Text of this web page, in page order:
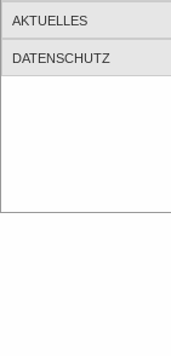
AKTUELLES
DATENSCHUTZ